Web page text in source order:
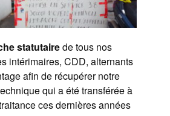
statutairede tous nos
intérimaires, CDD, alternants
afin de récupérer notre
qui a été transférée à
ces dernières années